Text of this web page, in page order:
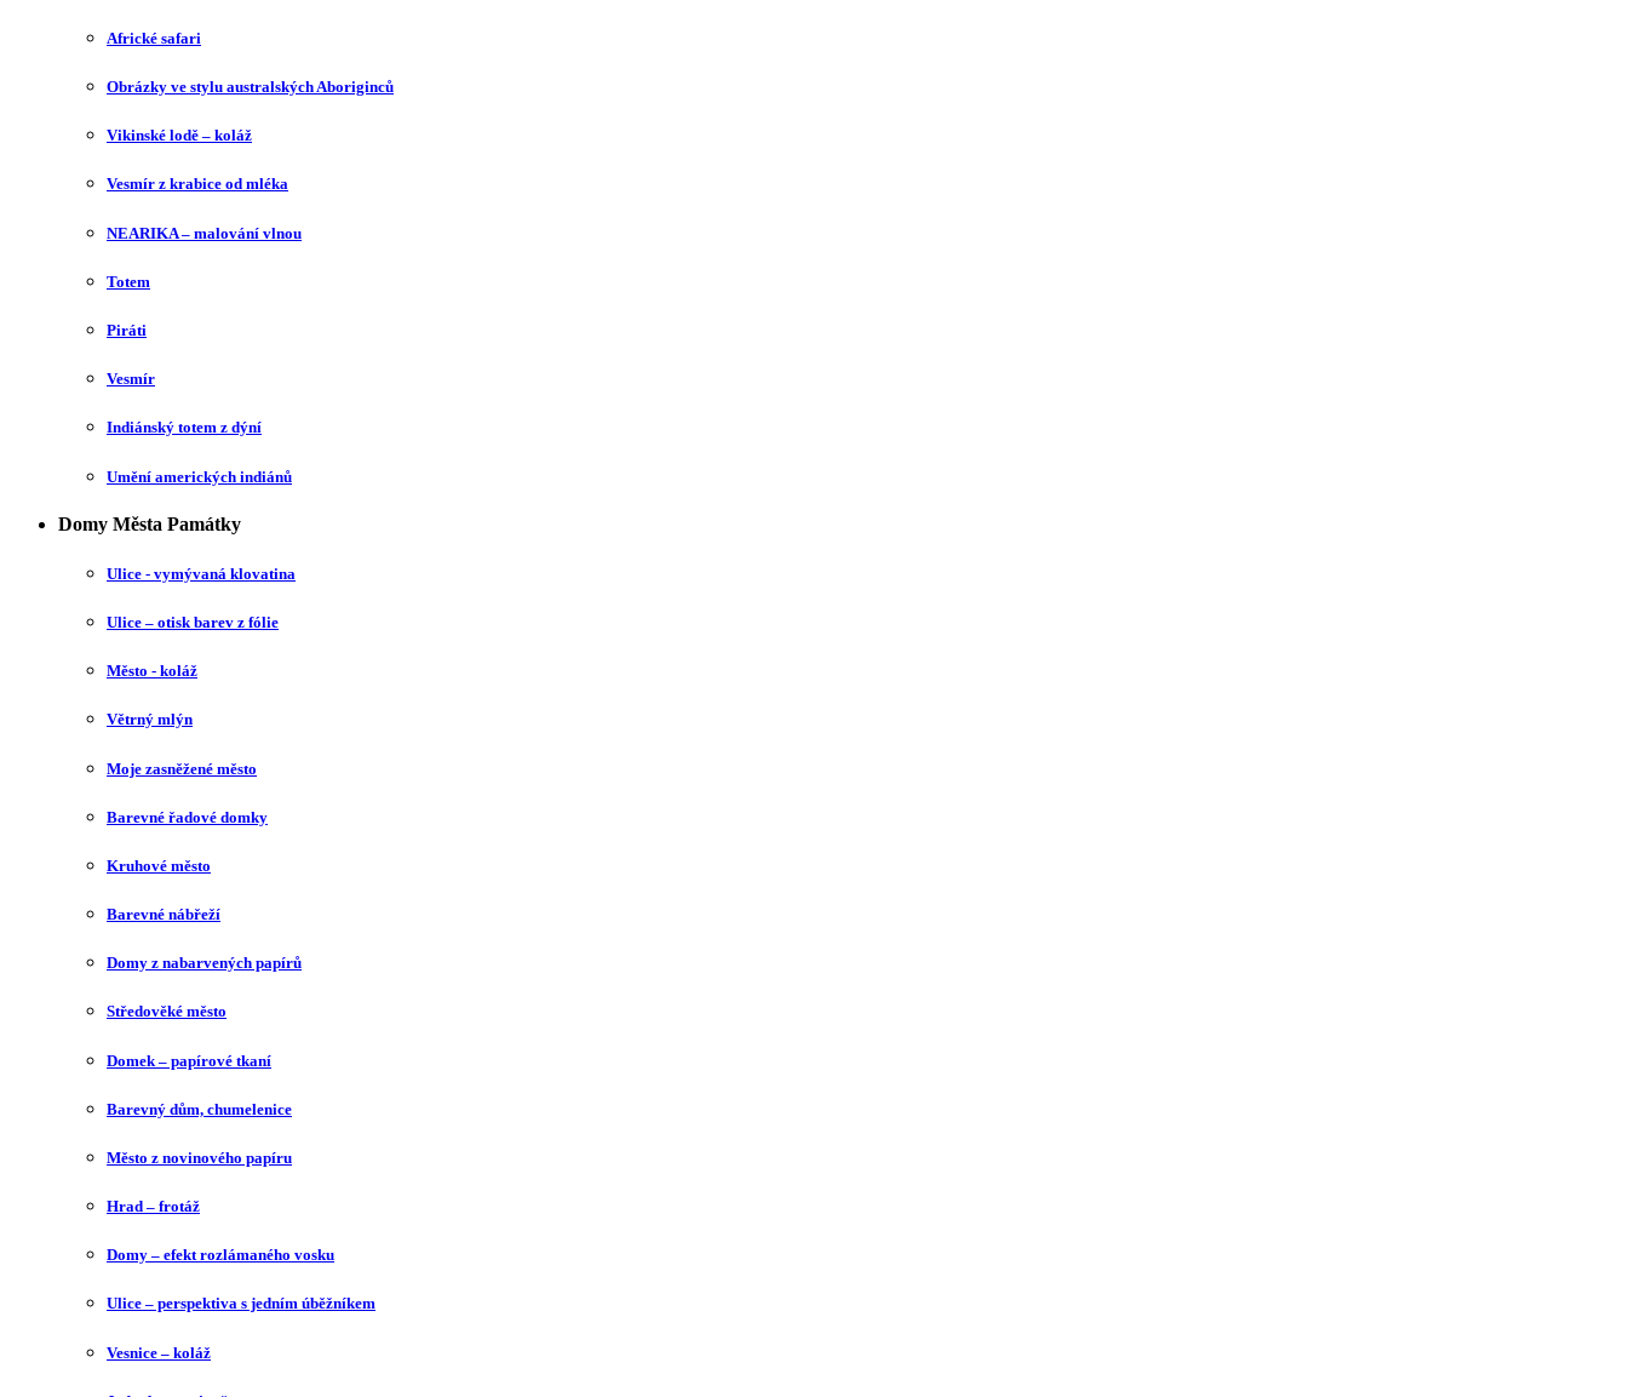
Africké safari
Obrázky ve stylu australských Aboriginců
Vikinské lodě – koláž
Vesmír z krabice od mléka
NEARIKA – malování vlnou
Totem
Piráti
Vesmír
Indiánský totem z dýní
Umění amerických indiánů
Domy Města Památky
Ulice - vymývaná klovatina
Ulice – otisk barev z fólie
Město - koláž
Větrný mlýn
Moje zasněžené město
Barevné řadové domky
Kruhové město
Barevné nábřeží
Domy z nabarvených papírů
Středověké město
Domek – papírové tkaní
Barevný dům, chumelenice
Město z novinového papíru
Hrad – frotáž
Domy – efekt rozlámaného vosku
Ulice – perspektiva s jedním úběžníkem
Vesnice – koláž